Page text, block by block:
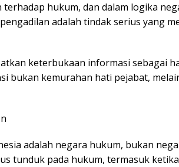
hukum, dan dalam logika
adalah tindak serius yang
keterbukaan informasi sebagai
bukan kemurahan hati pejabat,
adalah negara hukum, bukan
tunduk pada hukum, termasuk